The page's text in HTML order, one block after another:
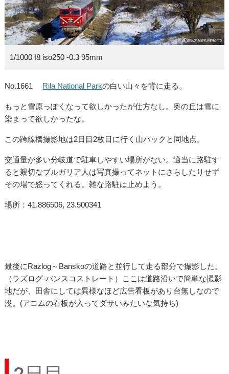
1/1000 f8 iso250 -0.3 95mm
No.1661 Rila National Parkの白い山々を背に走る。
もっと雪原っぽくなって欲しかったが仕方なし。奥の丘は雪に
染まって欲しかったな。
この跨線橋撮影地は2日目2枚目に行く山バックと同地点。
交通量が多い分岐道で駐車しやすい場所がない。適当に路駐す
ると親切なブルガリア人は写真撮ってネットにさらしたりせず
その場で怒ってくれる。雑な路駐は止めよう。
場所：41.886506, 23.500341
最後にRazlog～Banskoの道路と並行して走る部分で撮影した。
（ラズログ-バンスコストレート）ここは道路沿いで簡単な撮影
地だが、田舎にしては異様なほど広告看板があり台無しなので
没。(アコムの看板が入ってダサいみたいな気持ち)